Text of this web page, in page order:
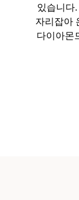
있습니다
자리잡아
다이아몬